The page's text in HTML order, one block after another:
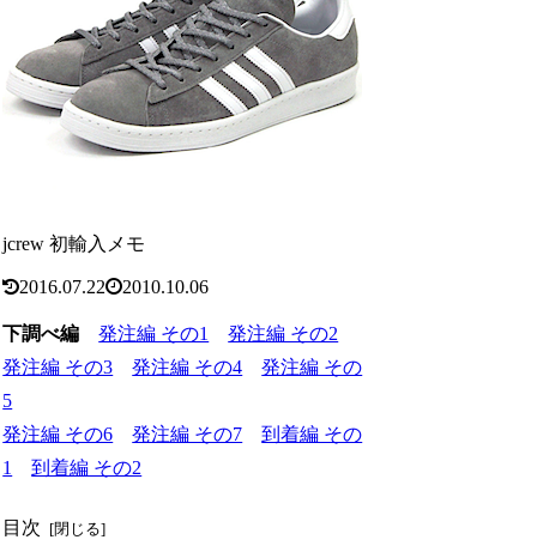
jcrew 初輸入メモ
2016.07.22 2010.10.06
下調べ編 発注編 その1
発注編 その2
発注編 その3
発注編 その4
発注編 その
5
発注編 その6
発注編 その7
到着編 その
1
到着編 その2
目次